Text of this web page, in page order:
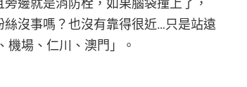
邊就是消防栓，如果腦袋撞上了，
沒事嗎？也沒有靠得很近…只是站遠
機場、仁川、澳門」。